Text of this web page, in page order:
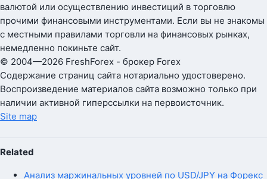
валютой или осуществлению инвестиций в торговлю
прочими финансовыми инструментами. Если вы не знакомы
с местными правилами торговли на финансовых рынках,
немедленно покиньте сайт.
© 2004—2026 FreshForex - брокер Forex
Содержание страниц сайта нотариально удостоверено.
Воспроизведение материалов сайта возможно только при
наличии активной гиперссылки на первоисточник.
Site map
Related
Анализ маржинальных уровней по USD/JPY на Форекс